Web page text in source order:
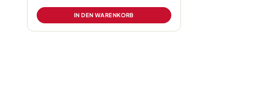
IN DEN WARENKORB